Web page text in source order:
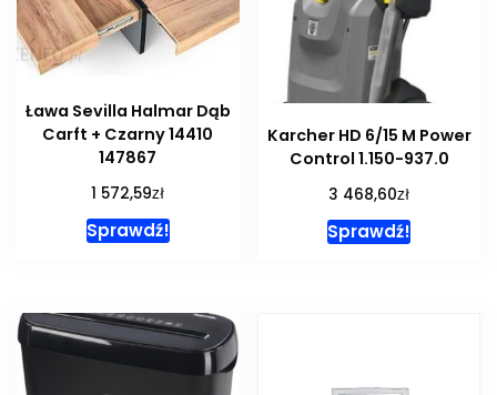
Ława Sevilla Halmar Dąb
Carft + Czarny 14410
147867
1 572,59zł
Sprawdź!
Karcher HD 6/15 M Power
Control 1.150-937.0
3 468,60zł
Sprawdź!